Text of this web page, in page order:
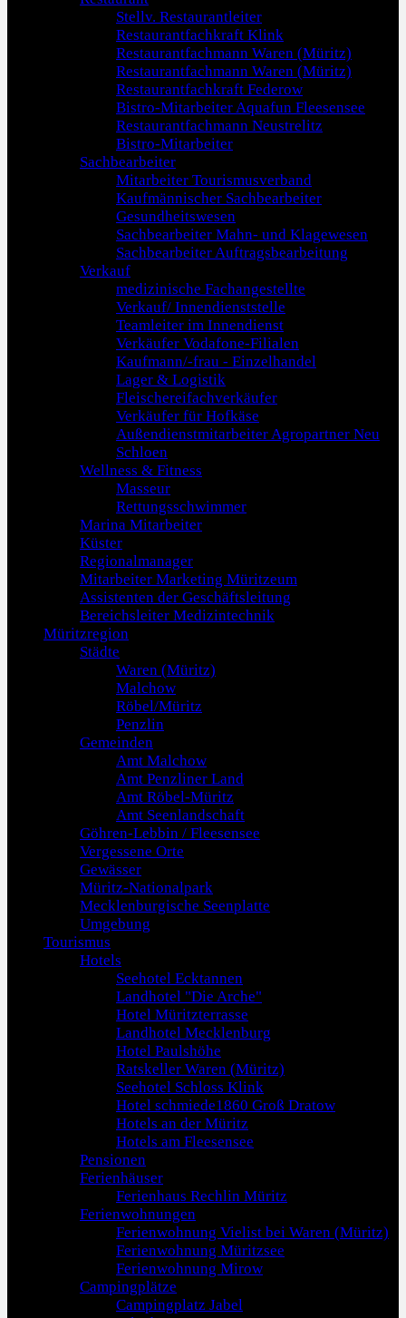
Stellv. Restaurantleiter
Restaurantfachkraft Klink
Restaurantfachmann Waren (Müritz)
Restaurantfachmann Waren (Müritz)
Restaurantfachkraft Federow
Bistro-Mitarbeiter Aquafun Fleesensee
Restaurantfachmann Neustrelitz
Bistro-Mitarbeiter
Sachbearbeiter
Mitarbeiter Tourismusverband
Kaufmännischer Sachbearbeiter
Gesundheitswesen
Sachbearbeiter Mahn- und Klagewesen
Sachbearbeiter Auftragsbearbeitung
Verkauf
medizinische Fachangestellte
Verkauf/ Innendienststelle
Teamleiter im Innendienst
Verkäufer Vodafone-Filialen
Kaufmann/-frau - Einzelhandel
Lager & Logistik
Fleischereifachverkäufer
Verkäufer für Hofkäse
Außendienstmitarbeiter Agropartner Neu
Schloen
Wellness & Fitness
Masseur
Rettungsschwimmer
Marina Mitarbeiter
Küster
Regionalmanager
Mitarbeiter Marketing Müritzeum
Assistenten der Geschäftsleitung
Bereichsleiter Medizintechnik
Müritzregion
Städte
Waren (Müritz)
Malchow
Röbel/Müritz
Penzlin
Gemeinden
Amt Malchow
Amt Penzliner Land
Amt Röbel-Müritz
Amt Seenlandschaft
Göhren-Lebbin / Fleesensee
Vergessene Orte
Gewässer
Müritz-Nationalpark
Mecklenburgische Seenplatte
Umgebung
Tourismus
Hotels
Seehotel Ecktannen
Landhotel "Die Arche"
Hotel Müritzterrasse
Landhotel Mecklenburg
Hotel Paulshöhe
Ratskeller Waren (Müritz)
Seehotel Schloss Klink
Hotel schmiede1860 Groß Dratow
Hotels an der Müritz
Hotels am Fleesensee
Pensionen
Ferienhäuser
Ferienhaus Rechlin Müritz
Ferienwohnungen
Ferienwohnung Vielist bei Waren (Müritz)
Ferienwohnung Müritzsee
Ferienwohnung Mirow
Campingplätze
Campingplatz Jabel